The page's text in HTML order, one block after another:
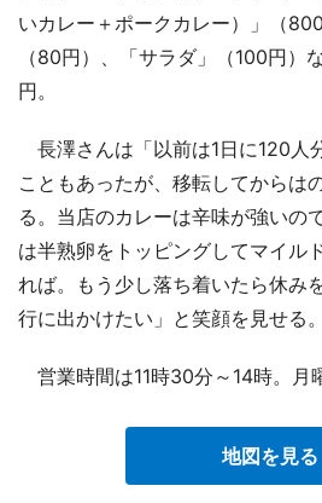
いカレー＋ポークカレー）」（
（80円）、「サラダ」（100円）
円。
長澤さんは「以前は1日に120人
こともあったが、移転してからは
る。当店のカレーは辛味が強いの
は半熟卵をトッピングしてマイル
れば。もう少し落ち着いたら休み
行に出かけたい」と笑顔を見せる。
営業時間は11時30分～14時。月
地図を見る